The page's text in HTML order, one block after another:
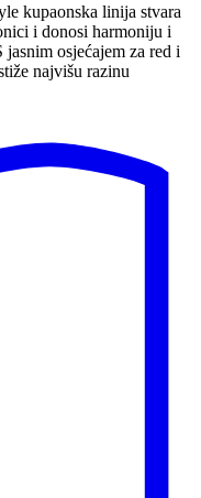
kupaonska linija stvara
i donosi harmoniju i
osjećajem za red i
najvišu razinu